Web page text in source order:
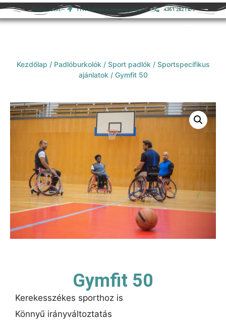
Pro-Ferco Kft. 1191 Budapest, Hamvas utca 7-9. +36 1 282 1473
Kezdőlap / Padlóburkolók / Sport padlók / Sportspecifikus
ajánlatok / Gymfit 50
Gymfit 50
Kerekesszékes sporthoz is
Könnyű irányváltoztatás